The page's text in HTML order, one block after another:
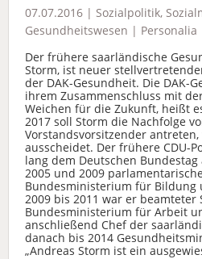
07.07.2016 | Sozialpolitik,
Gesundheitswesen | Personalia
Der frühere saarländische
Storm, ist neuer
der DAK-Gesundheit. Die DAK-
ihrem Zusammenschluss mit
Weichen für die Zukunft, heißt
2017 soll Storm die Nachfolge
Vorstandsvorsitzender
ausscheidet. Der frühere CDU-
lang dem Deutschen
2005 und 2009
Bundesministerium für Bildung
2009 bis 2011 war er beamteter
Bundesministerium für Arbeit
anschließend Chef der
danach bis 2014
„Andreas Storm ist ein